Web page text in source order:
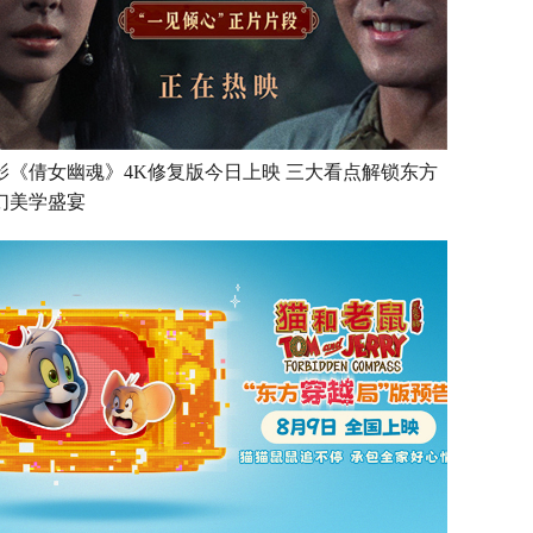
《倩女幽魂》4K修复版今日上映 三大看点解锁东方
美学盛宴